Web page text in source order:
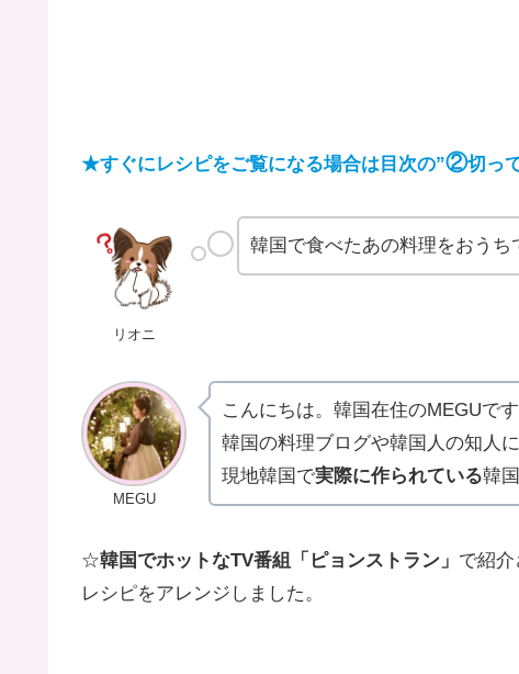
★すぐにレシピをご覧になる場合は目次の”②切っ
リオニ
韓国で食べたあの料理をおうち
MEGU
こんにちは。韓国在住のMEGUです
韓国の料理ブログや韓国人の知人
現地韓国で実際に作られている韓
☆韓国でホットなTV番組 「ピョンストラン」 で紹
レシピをアレンジしました。